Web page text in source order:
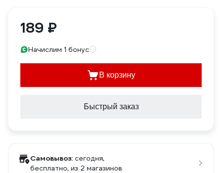
189 ₽
Начислим 1 бонус
В корзину
Быстрый заказ
Самовывоз: сегодня,
бесплатно, из 2 магазинов